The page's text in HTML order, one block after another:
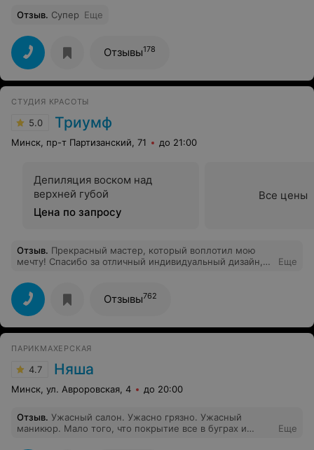
Отзыв. Супер Еще
Отзывы178
СТУДИЯ КРАСОТЫ
5.0 Триумф
Минск, пр-т Партизанский, 71 до 21:00
Депиляция воском над
верхней губой
Цена по запросу
Все цены
Отзыв. Прекрасный мастер, который воплотил мою
мечту! Спасибо за отличный индивидуальный дизайн,
Еще
Отзывы762
ПАРИКМАХЕРСКАЯ
4.7 Няша
Минск, ул. Авроровская, 4 до 20:00
Отзыв. Ужасный салон. Ужасно грязно. Ужасный
маникюр. Мало того, что покрытие все в буграх и
Еще